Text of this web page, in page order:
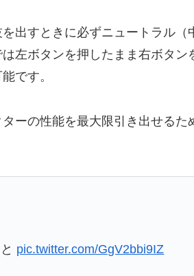
出すときに必ずニュートラル（
左ボタンを押したまま右ボタン
です。
ーの性能を最大限引き出せる
pic.twitter.com/GgV2bbi9IZ